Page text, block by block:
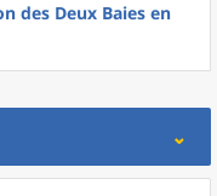
des Deux Baies en